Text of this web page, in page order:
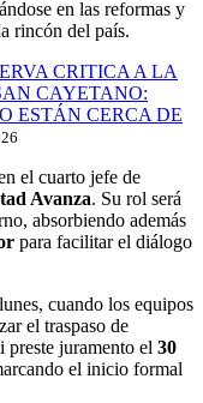
en las reformas y
rincón del país.
CRITICA A LA
CAYETANO:
ESTÁN CERCA DE
el cuarto jefe de
Avanza. Su rol será
absorbiendo además
para facilitar el diálogo
cuando los equipos
el traspaso de
preste juramento el 30
el inicio formal